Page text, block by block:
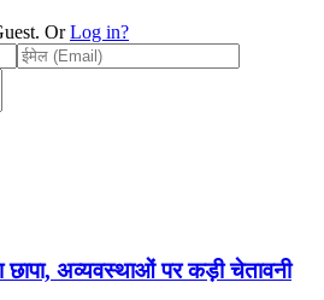
Or Log in?
छापा, अव्यवस्थाओं पर कड़ी चेतावनी